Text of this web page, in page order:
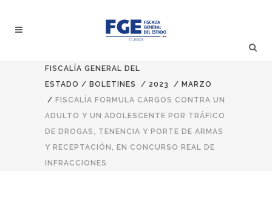
FISCALÍA GENERAL DEL
ESTADO / BOLETINES / 2023 / MARZO
/ FISCALÍA FORMULA CARGOS CONTRA UN
ADULTO Y UN ADOLESCENTE POR TRÁFICO
DE DROGAS, TENENCIA Y PORTE DE ARMAS
Y RECEPTACIÓN, EN CONCURSO REAL DE
INFRACCIONES